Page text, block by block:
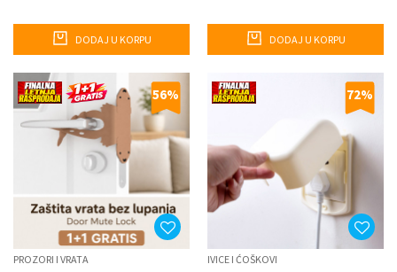
DODAJ U KORPU DODAJ U KORPU
56%
PROZORI I VRATA
72%
IVICE I ĆOŠKOVI